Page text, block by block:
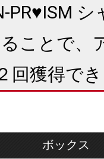
PR♥ISM
ことで、
回獲得で
ボックス